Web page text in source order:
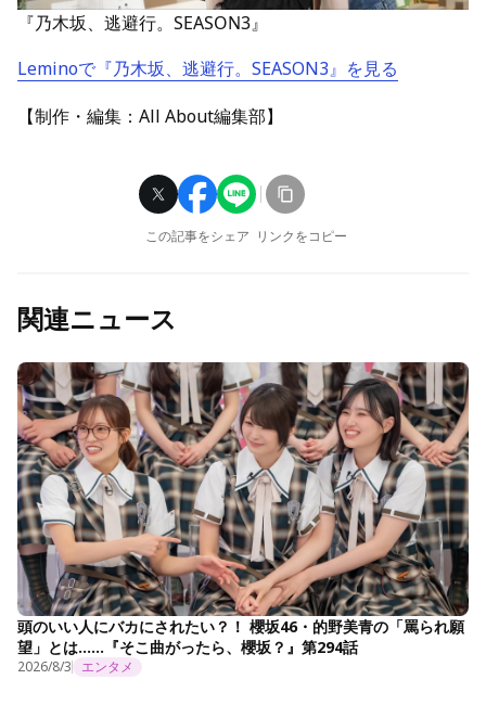
『乃木坂、逃避行。SEASON3』
Leminoで『乃木坂、逃避行。SEASON3』を見る
【制作・編集：All About編集部】
この記事をシェア リンクをコピー
関連ニュース
頭のいい人にバカにされたい？！ 櫻坂46・的野美青の「罵られ願
望」とは……『そこ曲がったら、櫻坂？』第294話
2026/8/3 エンタメ